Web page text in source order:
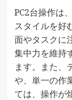
PC2台操作は
スタイルを好
面やタスクに
集中力を維持
ます。また、
や、単一の作
ては、操作が